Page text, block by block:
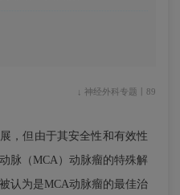
↓ 神经外科专题丨89
，但由于其安全性和有效性
脉（MCA）动脉瘤的特殊解
认为是MCA动脉瘤的最佳治